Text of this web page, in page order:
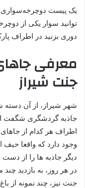
یک پیست
توانید سوار یکی از
دوری بزنید در اطراف
معرفی
جنت شیراز
شهر شیراز، از آن دسته
جاذبه گردشگری شگفت
اطراف هر کدام از جاهای
وجود دارد که واقعا
دیگر جاذبه ها را از
در هر روز، به بازدید
جنت نیز، چند نمونه از